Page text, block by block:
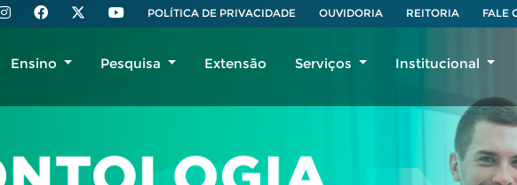
Ensino Pesquisa Extensão Serviços Institucional
POLÍTICA DE PRIVACIDADE OUVIDORIA REITORIA FALE